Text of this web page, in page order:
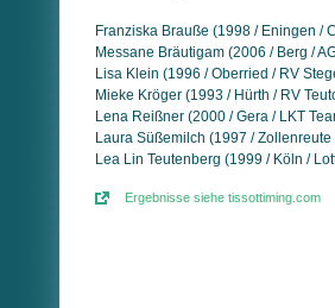
Franziska Brauße (1998 / Eningen /
Messane Bräutigam (2006 / Berg /
Lisa Klein (1996 / Oberried / RV
Mieke Kröger (1993 / Hürth / RV
Lena Reißner (2000 / Gera / LKT
Laura Süßemilch (1997 /
Lea Lin Teutenberg (1999 / Köln /
Ergebnisse siehe tissottiming.com